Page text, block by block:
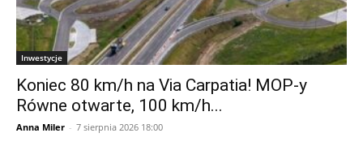
Inwestycje
Koniec 80 km/h na Via Carpatia! MOP-y
Równe otwarte, 100 km/h...
Anna Miler - 7 sierpnia 2026 18:00